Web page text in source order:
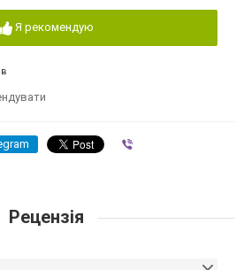
Я рекомендую
Рецензія